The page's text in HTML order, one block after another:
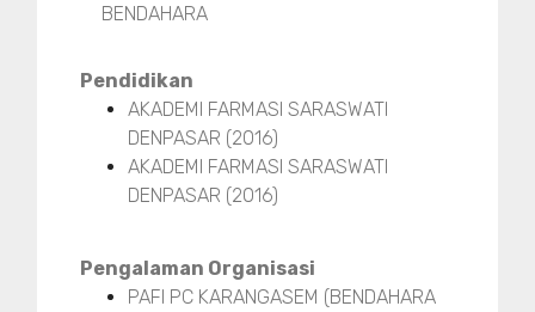
BENDAHARA
Pendidikan
AKADEMI FARMASI SARASWATI
DENPASAR (2016)
AKADEMI FARMASI SARASWATI
DENPASAR (2016)
Pengalaman Organisasi
PAFI PC KARANGASEM (BENDAHARA